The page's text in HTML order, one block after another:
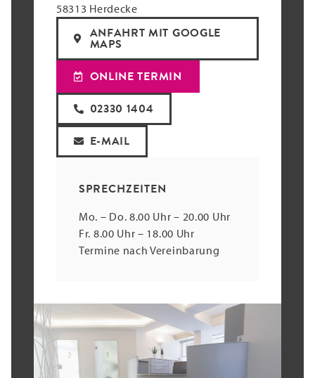
58313 Herdecke
ANFAHRT MIT GOOGLE
MAPS
ONLINE TERMIN
02330 1404
E-MAIL
SPRECHZEITEN
Mo. – Do. 8.00 Uhr – 20.00 Uhr
Fr. 8.00 Uhr – 18.00 Uhr
Termine nach Vereinbarung